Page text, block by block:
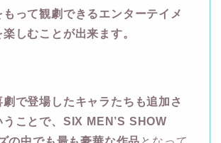
って観劇できるエンターテイメ
しむことが出来ます。
劇で登場したキャラたちも追加さ
ことで、SIX MEN’S SHOW